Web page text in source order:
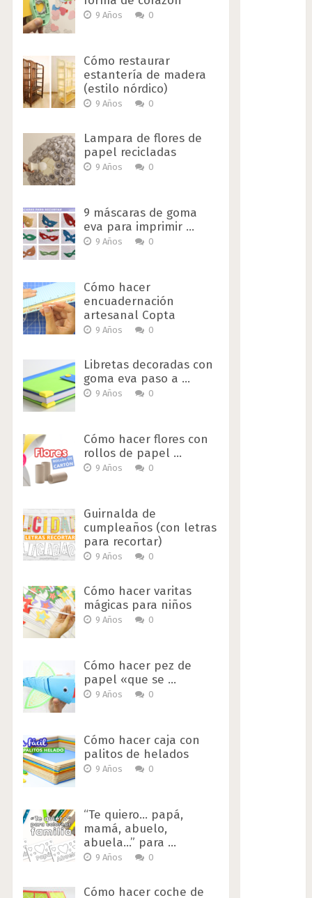
9 Años 0
Cómo restaurar
estantería de madera
(estilo nórdico)
9 Años 0
Lampara de flores de
papel recicladas
9 Años 0
9 máscaras de goma
eva para imprimir …
9 Años 0
Cómo hacer
encuadernación
artesanal Copta
9 Años 0
Libretas decoradas con
goma eva paso a …
9 Años 0
Cómo hacer flores con
rollos de papel …
9 Años 0
Guirnalda de
cumpleaños (con letras
para recortar)
9 Años 0
Cómo hacer varitas
mágicas para niños
9 Años 0
Cómo hacer pez de
papel «que se …
9 Años 0
Cómo hacer caja con
palitos de helados
9 Años 0
“Te quiero… papá,
mamá, abuelo,
abuela…” para …
9 Años 0
Cómo hacer coche de